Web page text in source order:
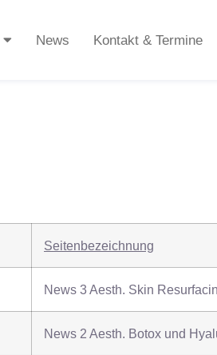
News Kontakt & Termine
Seitenbezeichnung
News 3 Aesth. Skin
News 2 Aesth. Botox und